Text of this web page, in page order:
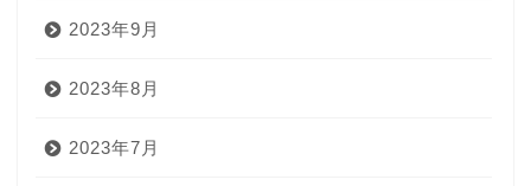
2023年9月
2023年8月
2023年7月